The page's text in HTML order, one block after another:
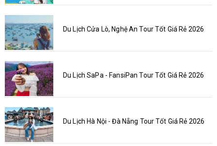
Du Lịch Cửa Lò, Nghệ An Tour Tốt Giá Rẻ 2026
Du Lịch SaPa - FansiPan Tour Tốt Giá Rẻ 2026
Du Lịch Hà Nội - Đà Nẵng Tour Tốt Giá Rẻ 2026